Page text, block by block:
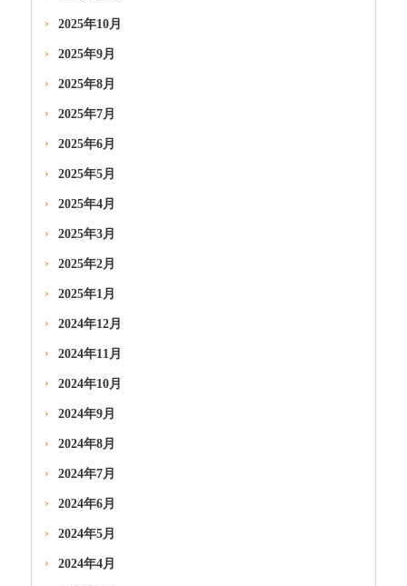
2025年10月
2025年9月
2025年8月
2025年7月
2025年6月
2025年5月
2025年4月
2025年3月
2025年2月
2025年1月
2024年12月
2024年11月
2024年10月
2024年9月
2024年8月
2024年7月
2024年6月
2024年5月
2024年4月